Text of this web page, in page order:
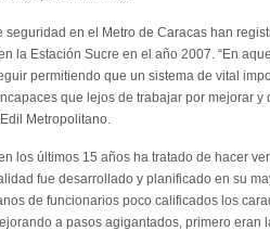
en el Metro de Caracas han
la Estación Sucre en el año 2007. “En
permitiendo que un sistema de vital
que lejos de trabajar por mejorar y
Metropolitano.
los últimos 15 años ha tratado de hacer
fue desarrollado y planificado en su
de funcionarios poco calificados los
a pasos agigantados, primero eran